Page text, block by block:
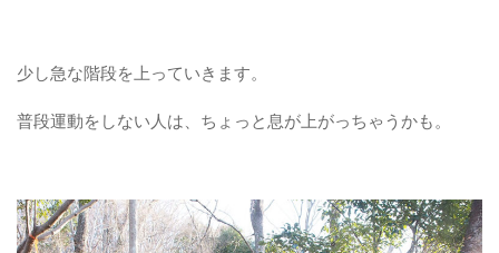
少し急な階段を上っていきます。
普段運動をしない人は、ちょっと息が上がっちゃうかも。